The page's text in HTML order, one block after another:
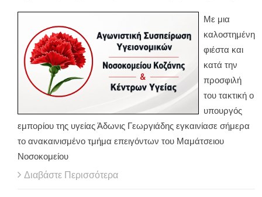
Με μια
καλοστημένη
φιέστα και
κατά την
προσφιλή
του τακτική ο
υπουργός
εμπορίου της υγείας Άδωνις Γεωργιάδης εγκαινίασε σήμερα
το ανακαινισμένο τμήμα επειγόντων του Μαμάτσειου
Νοσοκομείου
Διαβάστε Περισσότερα